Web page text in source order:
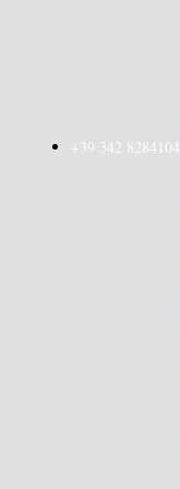
+39 342 8284104